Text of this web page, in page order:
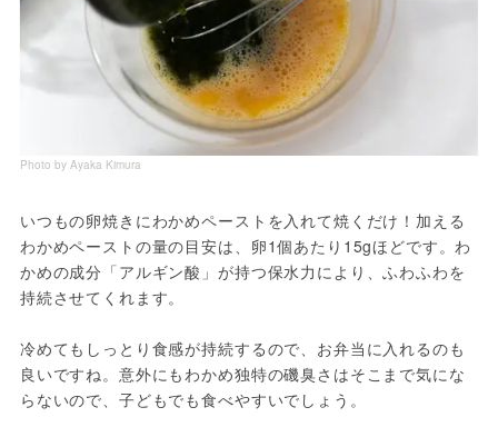
Photo by Ayaka Kimura
いつもの卵焼きにわかめペーストを入れて焼くだけ！加える
わかめペーストの量の目安は、卵1個あたり15gほどです。わ
かめの成分「アルギン酸」が持つ保水力により、ふわふわを
持続させてくれます。
冷めてもしっとり食感が持続するので、お弁当に入れるのも
良いですね。意外にもわかめ独特の磯臭さはそこまで気にな
らないので、子どもでも食べやすいでしょう。